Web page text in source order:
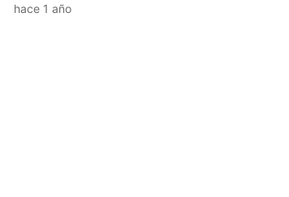
hace 1 año